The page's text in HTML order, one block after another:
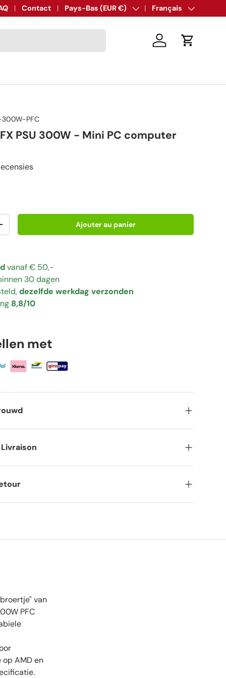
Contact Pays
Pays-Bas (EUR €) LangueFrançais
Se connecter
Panier
galeriela vue de galerie
l’image 9 dans la vue de galerie
300W-PFC
PSU 300W - Mini PC computer
Ajouter au panier
vanaf € 50,-
30 dagen
dezelfde werkdag verzonden
8,8/10
met
van
PFC
AMD en